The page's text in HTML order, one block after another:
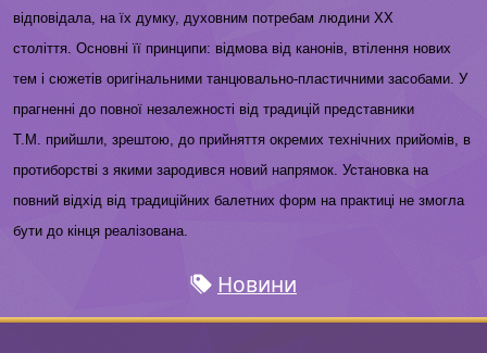
відповідала, на їх думку, духовним потребам людини XX
століття. Основні її принципи: відмова від канонів, втілення нових
тем і сюжетів оригінальними танцювально-пластичними засобами. У
прагненні до повної незалежності від традицій представники
Т.М. прийшли, зрештою, до прийняття окремих технічних прийомів, в
протиборстві з якими зародився новий напрямок. Установка на
повний відхід від традиційних балетних форм на практиці не змогла
бути до кінця реалізована.
Новини